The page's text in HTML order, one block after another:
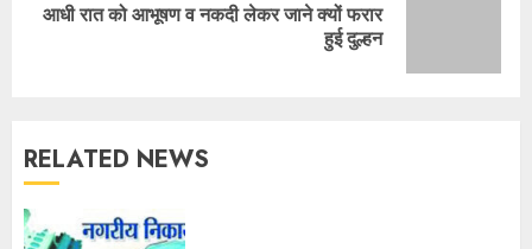
Next
आधी रात को आभूषण व नकदी लेकर जाने क्यों फरार
हुई दुल्हन
RELATED NEWS